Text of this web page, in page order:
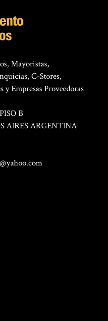
Mayoristas,
C-Stores,
y Empresas Proveedoras
B
AIRES ARGENTINA